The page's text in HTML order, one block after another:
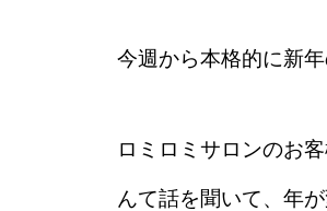
今週から本格的に新
ロミロミサロンのお
んて話を聞いて、年